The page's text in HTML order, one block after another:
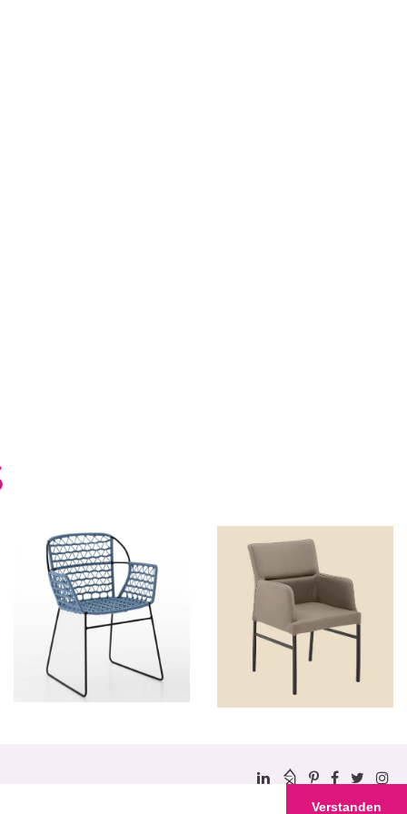
Verstanden